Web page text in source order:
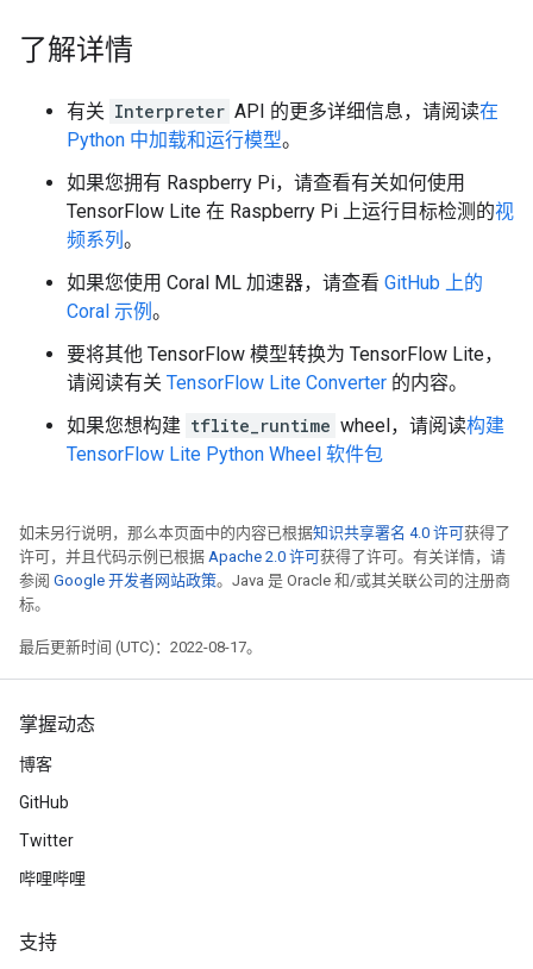
了解详情
有关 Interpreter API 的更多详细信息，请阅读在
Python 中加载和运行模型。
如果您拥有 Raspberry Pi，请查看有关如何使用
TensorFlow Lite 在 Raspberry Pi 上运行目标检测的视
频系列 。
如果您使用 Coral ML 加速器，请查看 GitHub 上的
Coral 示例 。
要将其他 TensorFlow 模型转换为 TensorFlow Lite，
请阅读有关 TensorFlow Lite Converter 的内容。
如果您想构建 tflite_runtime wheel，请阅读构建
TensorFlow Lite Python Wheel 软件包
如未另行说明，那么本页面中的内容已根据知识共享署名 4.0 许可获得了
许可，并且代码示例已根据 Apache 2.0 许可获得了许可。有关详情，请
参阅 Google 开发者网站政策。Java 是 Oracle 和/或其关联公司的注册商
标。
最后更新时间 (UTC)：2022-08-17。
掌握动态
博客
GitHub
Twitter
哔哩哔哩
支持